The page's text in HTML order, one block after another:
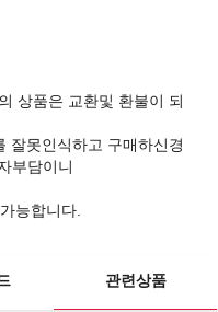
상품은 교환및 환불이 되
잘못인식하고 구매하신경
부담이니
관련상품